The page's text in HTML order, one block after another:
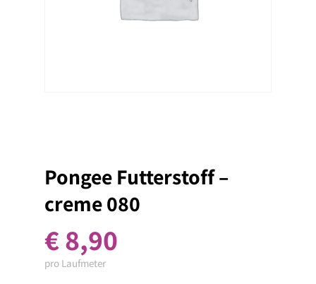
Pongee Futterstoff –
creme 080
€8,90
pro Laufmeter